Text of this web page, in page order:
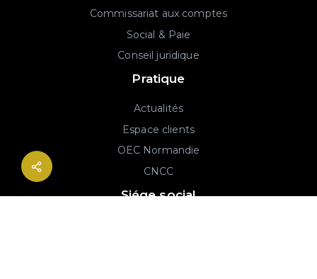
Commissariat aux comptes
Social & Paie
Conseil juridique
Pratique
Actualités
Espace clients
OEC Normandie
CNCC
Siége social